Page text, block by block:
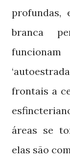
profundas,
branca
frontais a
áreas se
elas são